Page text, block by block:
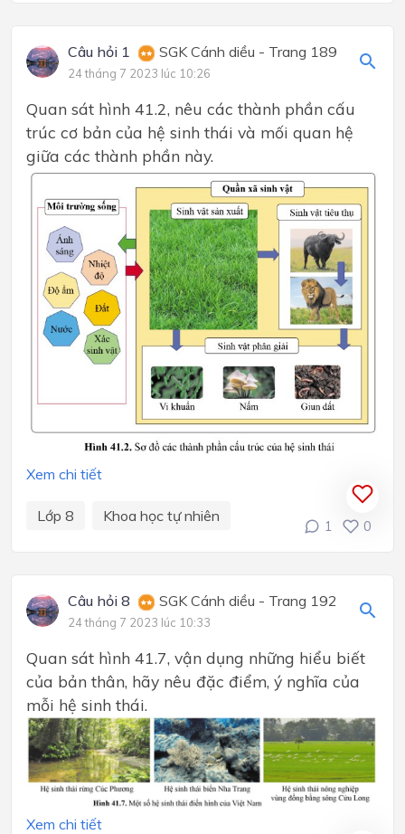
Câu hỏi 1 SGK Cánh diều - Trang 189
24 tháng 7 2023 lúc 10:26
Quan sát hình 41.2, nêu các thành phần cấu
trúc cơ bản của hệ sinh thái và mối quan hệ
giữa các thành phần này.
Xem chi tiết
Lớp 8 Khoa học tự nhiên
1 0
Câu hỏi 8 SGK Cánh diều - Trang 192
24 tháng 7 2023 lúc 10:33
Quan sát hình 41.7, vận dụng những hiểu biết
của bản thân, hãy nêu đặc điểm, ý nghĩa của
mỗi hệ sinh thái.
Xem chi tiết